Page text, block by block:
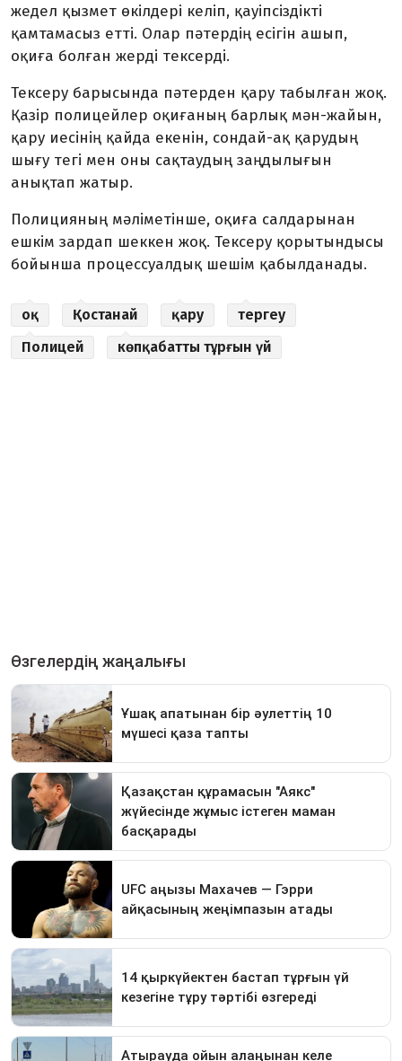
жедел қызмет өкілдері келіп, қауіпсіздікті
қамтамасыз етті. Олар пәтердің есігін ашып,
оқиға болған жерді тексерді.
Тексеру барысында пәтерден қару табылған жоқ.
Қазір полицейлер оқиғаның барлық мән-жайын,
қару иесінің қайда екенін, сондай-ақ қарудың
шығу тегі мен оны сақтаудың заңдылығын
анықтап жатыр.
Полицияның мәліметінше, оқиға салдарынан
ешкім зардап шеккен жоқ. Тексеру қорытындысы
бойынша процессуалдық шешім қабылданады.
оқ Қостанай қару
тергеу
Полицей
көпқабатты тұрғын үй